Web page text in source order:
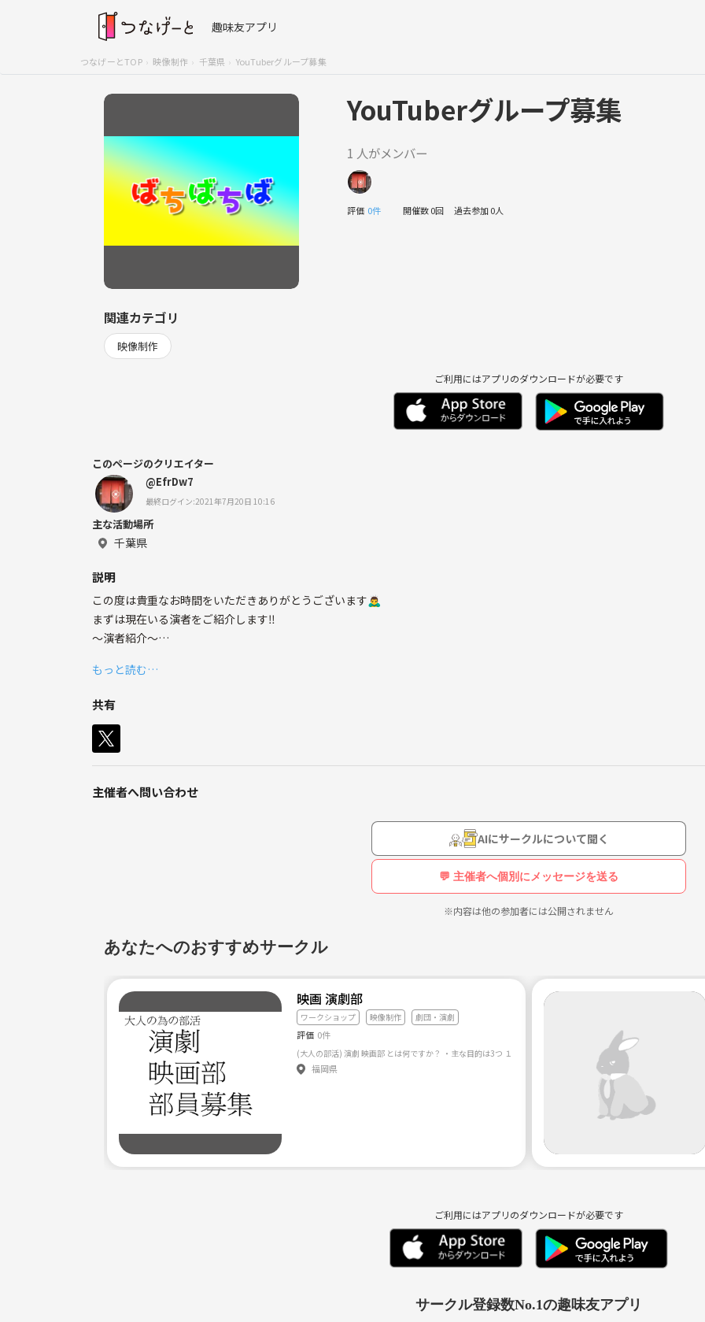
趣味友アプリ
つなげーとTOP 映像制作 千葉県 YouTuberグループ募集
YouTuberグループ募集
1 人がメンバー
評価 0件 開催数 0回 過去参加 0人
関連カテゴリ
映像制作
ご利用にはアプリのダウンロードが必要です
このページのクリエイター
@EfrDw7
最終ログイン:2021年7月20日 10:16
主な活動場所
千葉県
説明
この度は貴重なお時間をいただきありがとうございます🙇‍♂️
まずは現在いる演者をご紹介します‼️
〜演者紹介〜
編集者兼出演者
特徴:とにかくポンコツ！そしてデカイです。身体が。
明るい天然。そしてよくいじられます。
【東海オンエア】さんの【としみつ】さんみたいな
キャラです。
とにかく優しいです。
ZeppでのLIVEでは前座ではありますが経験あり。
またグループの動画編集も担当してます。
編集歴3年過去に有名YouTuberの編集も手伝っていた 経験があります。
女性（2５）
未経験者ですが
おてんば娘です！！
少し違った角度から物が見れます。
（YouTube特化してますね😁）
男性（24）
とにかくカッコイイ。イケメンです！
もっと読む…
共有
主催者へ問い合わせ
AIにサークルについて聞く
💬 主催者へ個別にメッセージを送る
※内容は他の参加者には公開されません
あなたへのおすすめサークル
映画 演劇部
ワークショップ 映像制作 劇団・演劇
評価 0件
福岡県
ご利用にはアプリのダウンロードが必要です
サークル登録数No.1の趣味友アプリ